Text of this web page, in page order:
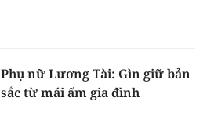
Phụ nữ Lương Tài: Gìn giữ bản
sắc từ mái ấm gia đình